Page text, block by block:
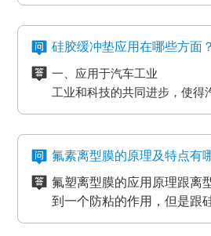
电积累产生髙压放电，其严重
因此防静电离型膜也很重要。
PET离型膜的质量要求也不一
如普通模切冲型对PET离型膜
力稳定。
要求。
高分子材料在耐温性的同时还
应等。
重。
尽管每个品牌的离型膜在价
所以要想得到物美价廉的离
牌的产品进行比较，在材质
都相同的情况下选择性价比
三、看使用情况
购买离型膜的目的是为了发
需求。质量再好的离型膜若
方，其性能也不能得到更好
四、看生产厂家
一般品牌大、评价高的正规
而且生产规模也比较大，因
性、技术性和规模性。
五、看产品价格
不同品牌、不同厂家的PET
会有些差异，而且国内的与
硅胶缓冲垫应用在哪些方面？
一、应用于汽车工业
工业和科技的共同进步，使得
产。在汽车工厂当中，数条流
摩擦和损耗，所以经常会在机
机器，减小损耗。
物流装卸货的过程中会格外重
能导致物品损坏。而目前市场
具有弹性好、质地紧密、耐高
点，用在物流装卸平台上可以
三、应用于热压机强化过程
想让地板、木门和家具更耐用
强化。而在这个过程中也需要
氟素离型膜的原理及特点有
氟塑离型膜的应用原理跟离
到一个防粘的作用，但是跟
样，氟在氟塑离型膜里面是
氟塑离型膜主要应用于高温